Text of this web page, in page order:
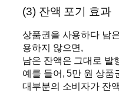
(3) 잔액 포기 효과
상품권을 사용하다 남
용하지 않으면,
남은 잔액은 그대로 발
예를 들어, 5만 원 상품
대부분의 소비자가 잔